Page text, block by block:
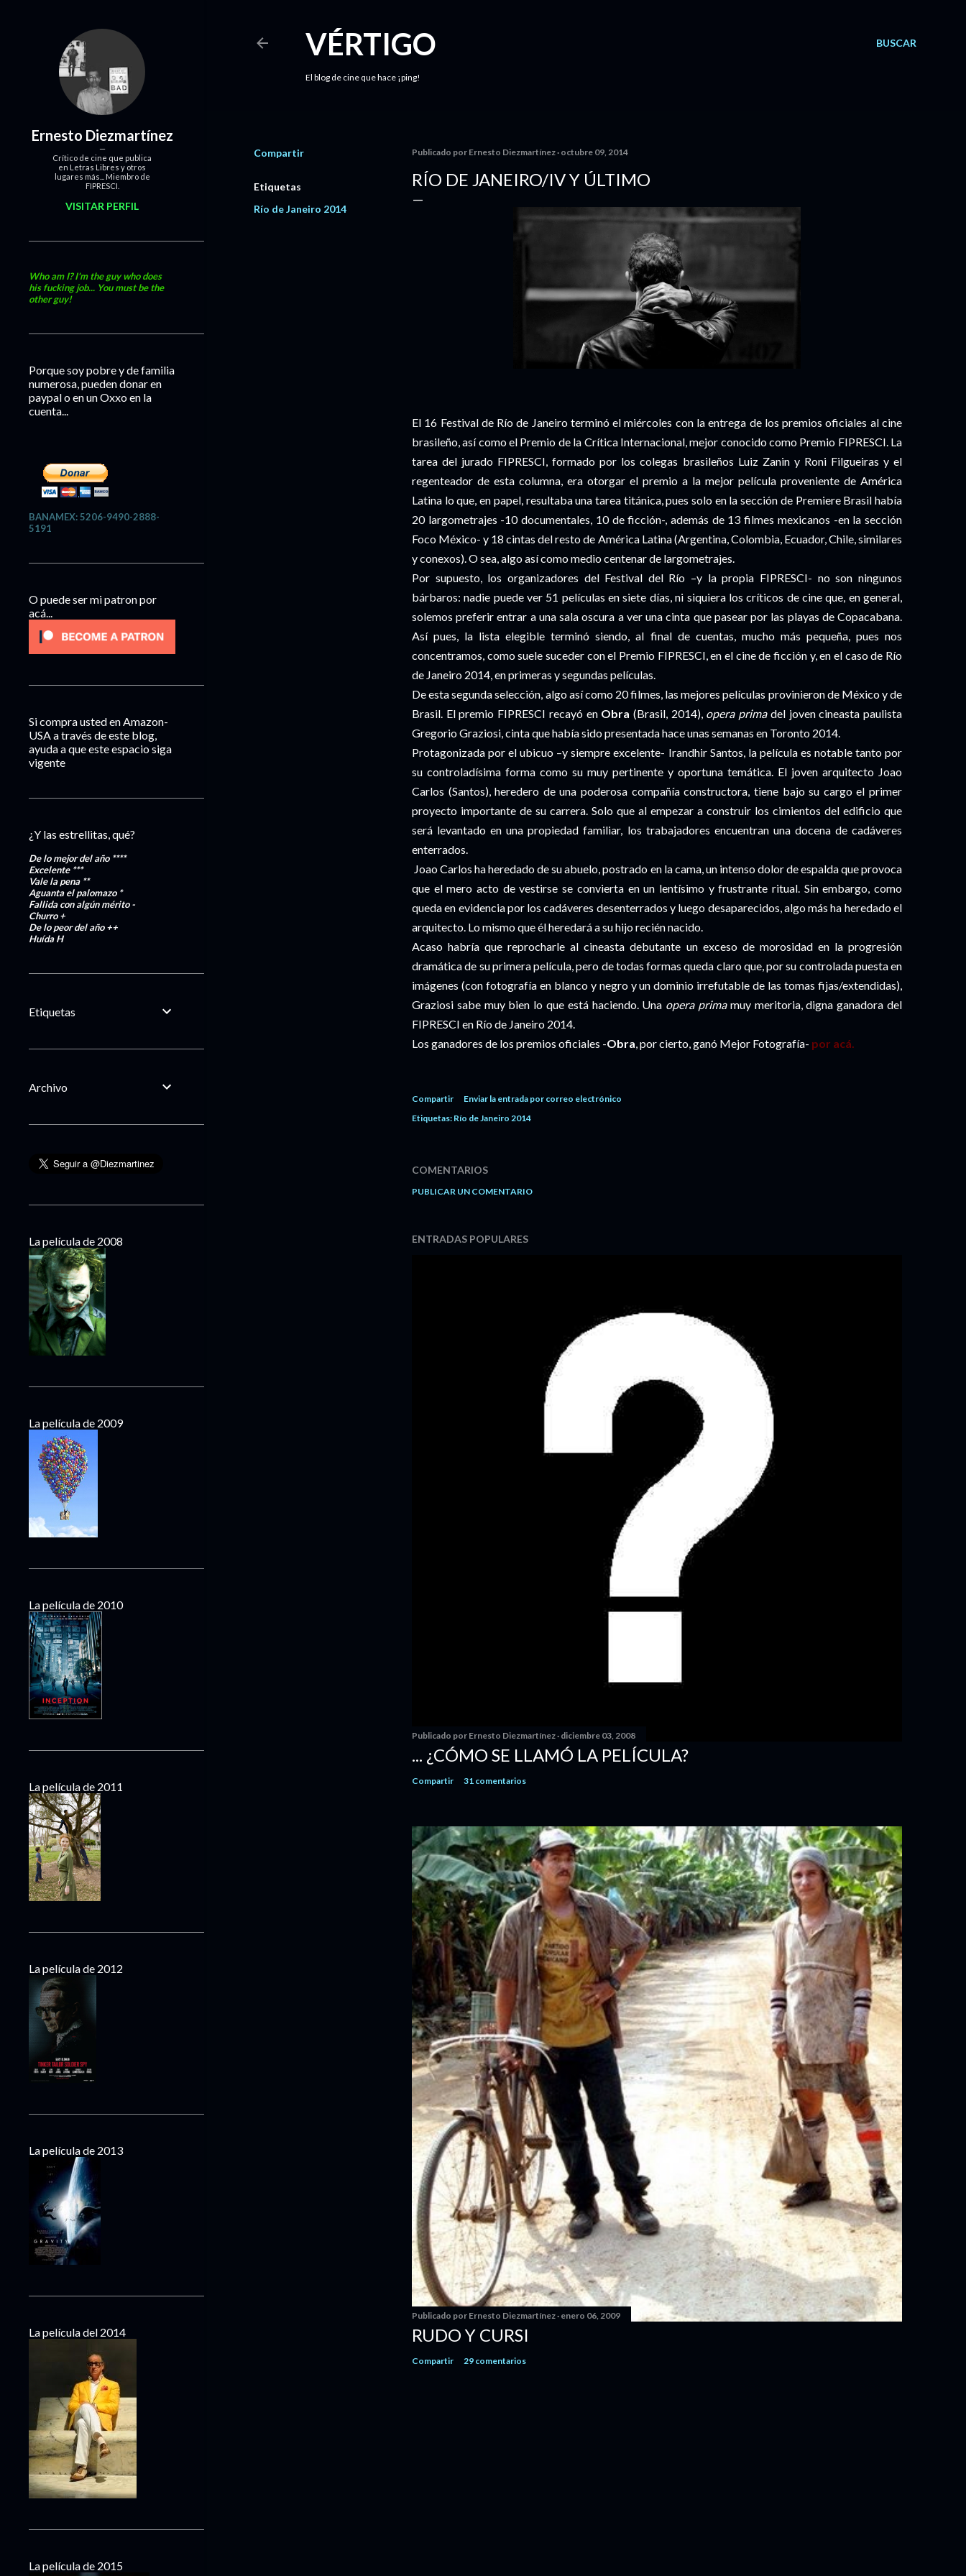
BUSCAR
VÉRTIGO
El blog de cine que hace ¡ping!
Compartir
Etiquetas
Río de Janeiro 2014
Publicado por Ernesto Diezmartínez octubre 09, 2014
RÍO DE JANEIRO/IV Y ÚLTIMO
El 16 Festival de Río de Janeiro terminó el miércoles con la entrega de los premios oficiales al cine
brasileño, así como el Premio de la Crítica Internacional, mejor conocido como Premio FIPRESCI. La
tarea del jurado FIPRESCI, formado por los colegas brasileños Luiz Zanin y Roni Filgueiras y el
regenteador de esta columna, era otorgar el premio a la mejor película proveniente de América
Latina lo que, en papel, resultaba una tarea titánica, pues solo en la sección de Premiere Brasil había
20 largometrajes -10 documentales, 10 de ficción-, además de 13 filmes mexicanos -en la sección
Foco México- y 18 cintas del resto de América Latina (Argentina, Colombia, Ecuador, Chile, similares
y conexos). O sea, algo así como medio centenar de largometrajes.
Por supuesto, los organizadores del Festival del Río –y la propia FIPRESCI- no son ningunos
bárbaros: nadie puede ver 51 películas en siete días, ni siquiera los críticos de cine que, en general,
solemos preferir entrar a una sala oscura a ver una cinta que pasear por las playas de Copacabana.
Así pues, la lista elegible terminó siendo, al final de cuentas, mucho más pequeña, pues nos
concentramos, como suele suceder con el Premio FIPRESCI, en el cine de ficción y, en el caso de Río
de Janeiro 2014, en primeras y segundas películas.
De esta segunda selección, algo así como 20 filmes, las mejores películas provinieron de México y de
Brasil. El premio FIPRESCI recayó en Obra(Brasil, 2014), opera primadel joven cineasta paulista
Gregorio Graziosi, cinta que había sido presentada hace unas semanas en Toronto 2014.
Protagonizada por el ubicuo –y siempre excelente- Irandhir Santos, la película es notable tanto por
su controladísima forma como su muy pertinente y oportuna temática. El joven arquitecto Joao
Carlos (Santos), heredero de una poderosa compañía constructora, tiene bajo su cargo el primer
proyecto importante de su carrera. Solo que al empezar a construir los cimientos del edificio que
será levantado en una propiedad familiar, los trabajadores encuentran una docena de cadáveres
enterrados.
Joao Carlos ha heredado de su abuelo, postrado en la cama, un intenso dolor de espalda que provoca
que el mero acto de vestirse se convierta en un lentísimo y frustrante ritual. Sin embargo, como
queda en evidencia por los cadáveres desenterrados y luego desaparecidos, algo más ha heredado el
arquitecto. Lo mismo que él heredará a su hijo recién nacido.
Acaso habría que reprocharle al cineasta debutante un exceso de morosidad en la progresión
dramática de su primera película, pero de todas formas queda claro que, por su controlada puesta en
imágenes (con fotografía en blanco y negro y un dominio irrefutable de las tomas fijas/extendidas),
Graziosi sabe muy bien lo que está haciendo. Una opera primamuy meritoria, digna ganadora del
FIPRESCI en Río de Janeiro 2014.
Los ganadores de los premios oficiales -Obra, por cierto, ganó Mejor Fotografía- por acá.
Compartir
Enviar la entrada por correo electrónico
Etiquetas: Río de Janeiro 2014
COMENTARIOS
PUBLICAR UN COMENTARIO
ENTRADAS POPULARES
Publicado por Ernesto Diezmartínez diciembre 03, 2008
... ¿CÓMO SE LLAMÓ LA PELÍCULA?
Compartir 31 comentarios
Publicado por Ernesto Diezmartínez enero 06, 2009
RUDO Y CURSI
Compartir 29 comentarios
Ernesto Diezmartínez
Crítico de cine que publica
en Letras Libres y otros
lugares más... Miembro de
FIPRESCI.
VISITAR PERFIL
Who am I? I'm the guy who does
his fucking job... You must be the
other guy!
Porque soy pobre y de familia
numerosa, pueden donar en
paypal o en un Oxxo en la
cuenta...
BANAMEX: 5206-9490-2888-
5191
O puede ser mi patron por
acá...
Si compra usted en Amazon-
USA a través de este blog,
ayuda a que este espacio siga
vigente
¿Y las estrellitas, qué?
De lo mejor del año ****
Excelente***
Vale la pena **
Aguanta el palomazo *
Fallida con algún mérito-
Churro+
De lo peor del año++
HuídaH
Etiquetas
Archivo
La película de 2008
La película de 2009
La película de 2010
La película de 2011
La película de 2012
La película de 2013
La película del 2014
La película de 2015